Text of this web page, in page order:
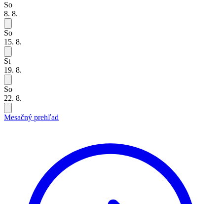
So
8. 8.
So
15. 8.
St
19. 8.
So
22. 8.
Mesačný prehľad